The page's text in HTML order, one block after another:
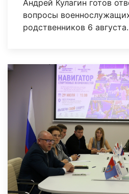
Андрей Кулагин готов
вопросы
родственников 6 августа.